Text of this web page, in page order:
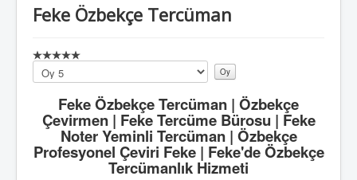
Feke Özbekçe Tercüman
Lütfen
oylayın
Feke Özbekçe Tercüman | Özbekçe
Çevirmen | Feke Tercüme Bürosu | Feke
Noter Yeminli Tercüman | Özbekçe
Profesyonel Çeviri Feke | Feke'de Özbekçe
Tercümanlık Hizmeti